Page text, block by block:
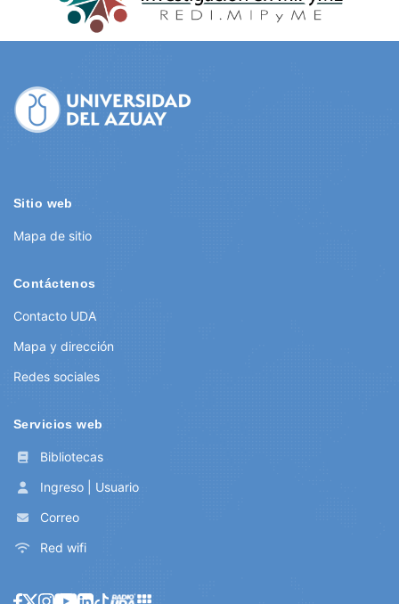
Footer
Sitio web
Mapa de sitio
Contáctenos
Contacto UDA
Mapa y dirección
Redes sociales
Servicios web
Bibliotecas
Ingreso | Usuario
Correo
Red wifi